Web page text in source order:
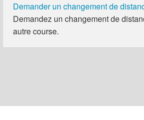
Demander un changement de
Demandez un changement de
autre course.